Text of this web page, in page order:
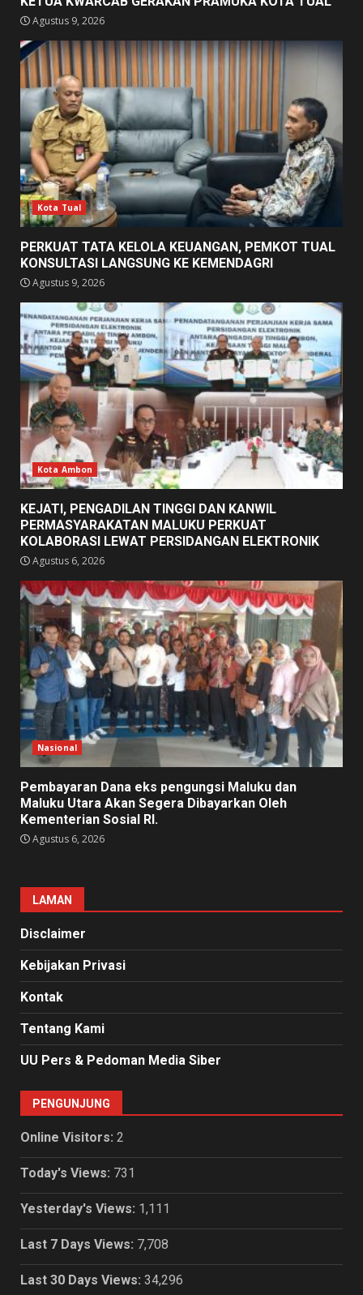
Agustus 9, 2026
Kota Tual
PERKUAT TATA KELOLA KEUANGAN, PEMKOT TUAL
KONSULTASI LANGSUNG KE KEMENDAGRI
Agustus 9, 2026
Kota Ambon
KEJATI, PENGADILAN TINGGI DAN KANWIL
PERMASYARAKATAN MALUKU PERKUAT
KOLABORASI LEWAT PERSIDANGAN ELEKTRONIK
Agustus 6, 2026
Nasional
Pembayaran Dana eks pengungsi Maluku dan
Maluku Utara Akan Segera Dibayarkan Oleh
Kementerian Sosial RI.
Agustus 6, 2026
LAMAN
Disclaimer
Kebijakan Privasi
Kontak
Tentang Kami
UU Pers & Pedoman Media Siber
PENGUNJUNG
Online Visitors: 2
Today's Views: 731
Yesterday's Views: 1,111
Last 7 Days Views: 7,708
Last 30 Days Views: 34,296